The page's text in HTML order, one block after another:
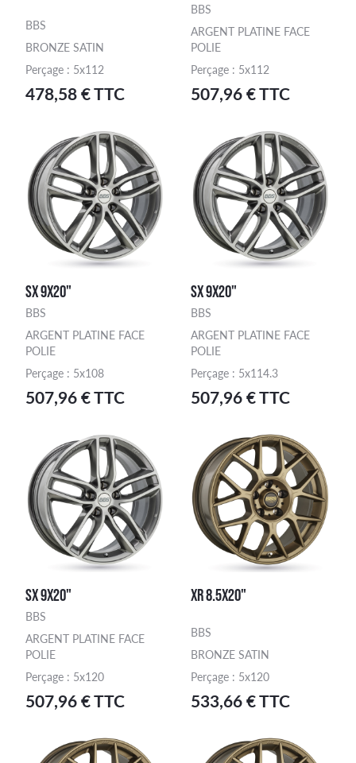
BBS
BRONZE SATIN
Perçage : 5x112
478,58 € TTC
BBS
ARGENT PLATINE FACE
POLIE
Perçage : 5x112
507,96 € TTC
SX 9X20"
BBS
ARGENT PLATINE FACE
POLIE
Perçage : 5x108
507,96 € TTC
SX 9X20"
BBS
ARGENT PLATINE FACE
POLIE
Perçage : 5x114.3
507,96 € TTC
SX 9X20"
BBS
ARGENT PLATINE FACE
POLIE
Perçage : 5x120
507,96 € TTC
XR 8.5X20"
BBS
BRONZE SATIN
Perçage : 5x120
533,66 € TTC